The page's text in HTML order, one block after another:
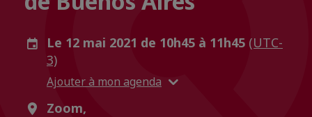
Le 12 mai 2021 de 10h45 à 11h45 (UTC-
3)
Ajouter à mon agenda
Zoom,